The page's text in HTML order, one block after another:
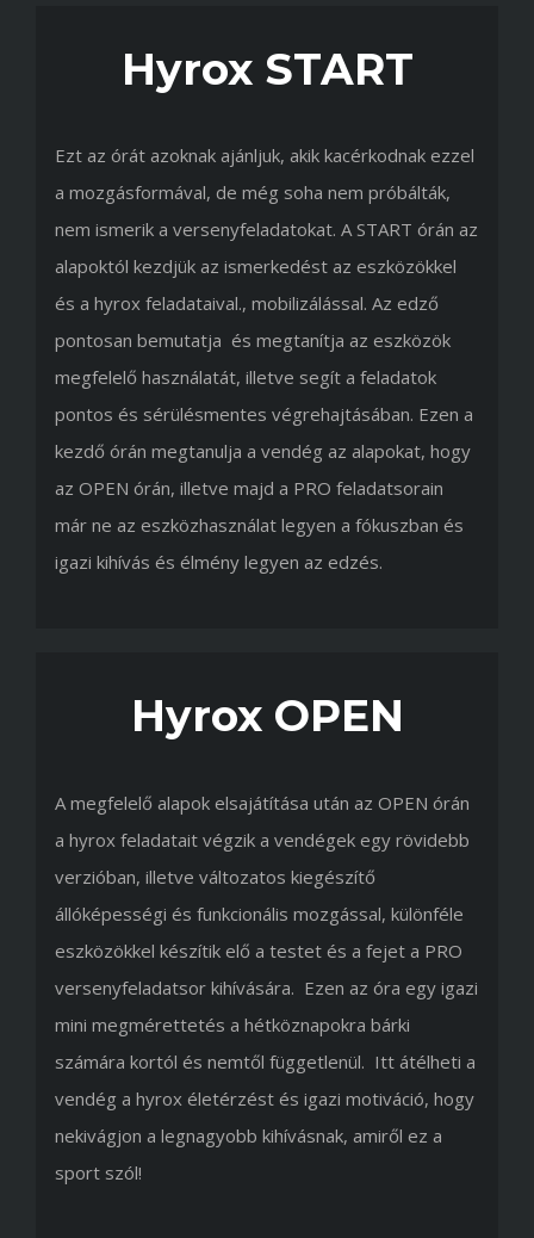
Hyrox START
Ezt az órát azoknak ajánljuk, akik kacérkodnak ezzel
a mozgásformával, de még soha nem próbálták,
nem ismerik a versenyfeladatokat. A START órán az
alapoktól kezdjük az ismerkedést az eszközökkel
és a hyrox feladataival., mobilizálással. Az edző
pontosan bemutatja és megtanítja az eszközök
megfelelő használatát, illetve segít a feladatok
pontos és sérülésmentes végrehajtásában. Ezen a
kezdő órán megtanulja a vendég az alapokat, hogy
az OPEN órán, illetve majd a PRO feladatsorain
már ne az eszközhasználat legyen a fókuszban és
igazi kihívás és élmény legyen az edzés.
Hyrox OPEN
A megfelelő alapok elsajátítása után az OPEN órán
a hyrox feladatait végzik a vendégek egy rövidebb
verzióban, illetve változatos kiegészítő
állóképességi és funkcionális mozgással, különféle
eszközökkel készítik elő a testet és a fejet a PRO
versenyfeladatsor kihívására. Ezen az óra egy igazi
mini megmérettetés a hétköznapokra bárki
számára kortól és nemtől függetlenül. Itt átélheti a
vendég a hyrox életérzést és igazi motiváció, hogy
nekivágjon a legnagyobb kihívásnak, amiről ez a
sport szól!